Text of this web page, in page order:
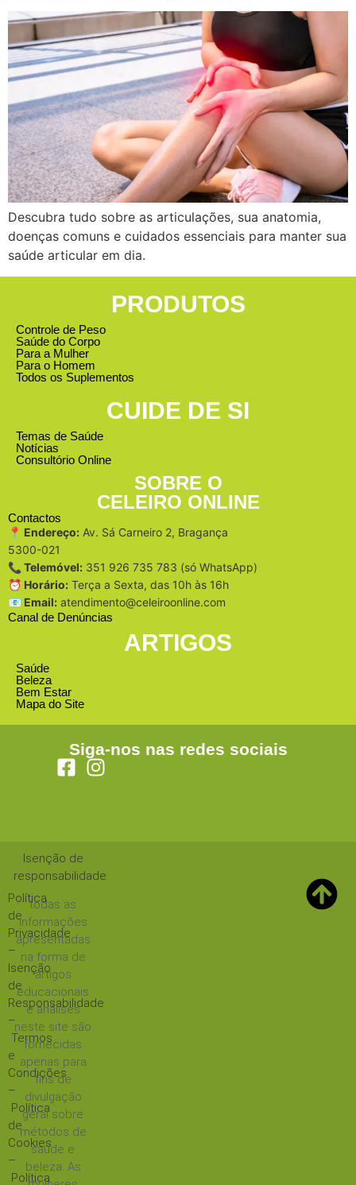
Descubra tudo sobre as articulações, sua anatomia,
doenças comuns e cuidados essenciais para manter sua
saúde articular em dia.
PRODUTOS
Controle de Peso
Saúde do Corpo
Para a Mulher
Para o Homem
Todos os Suplementos
CUIDE DE SI
Temas de Saúde
Notícias
Consultório Online
SOBRE O
CELEIRO ONLINE
Contactos
📍 Endereço: Av. Sá Carneiro 2, Bragança
5300-021
📞 Telemóvel: 351 926 735 783 (só WhatsApp)
⏰ Horário: Terça a Sexta, das 10h às 16h
📧 Email: atendimento@celeiroonline.com
Canal de Denúncias
ARTIGOS
Saúde
Beleza
Bem Estar
Mapa do Site
Siga-nos nas redes sociais
Política
de
Privacidade
–
Isenção
de
Responsabilidade
–
Termos
e
Condições
–
Política
de
Cookies
–
Política
Isenção de
responsabilidade:
todas as
informações
apresentadas
na forma de
artigos
educacionais
e análises
neste site são
fornecidas
apenas para
fins de
divulgação
geral sobre
métodos de
saúde e
beleza. As